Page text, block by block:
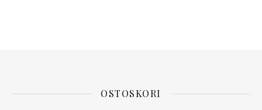
OSTOSKORI